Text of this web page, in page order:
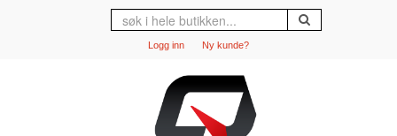
Logg inn Ny kunde?